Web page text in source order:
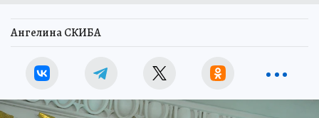
Ангелина СКИБА